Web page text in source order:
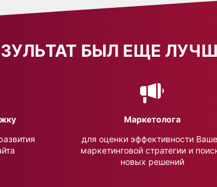
БЫЛ ЕЩЕ
Маркетолога
для оценки эффективности
маркетинговой стратегии и
новых решений